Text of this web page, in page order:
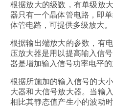
根据放大的级数，有单级放
器只有一个晶体管电路，即
体管电路，可提供多级放大。
根据输出端放大的参数，有
压放大器是用以提高输入信
器是增加输入信号功率电平的
根据所施加的输入信号的大
大器和大信号放大器。当输
相比其静态值产生小的波动